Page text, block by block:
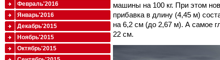
машины на 100 кг. При этом
прибавка в длину (4,45 м)
на 6,2 см (до 2,67 м). А самое
22 см.
Февраль'2016
Январь'2016
Декабрь'2015
Ноябрь'2015
Октябрь'2015